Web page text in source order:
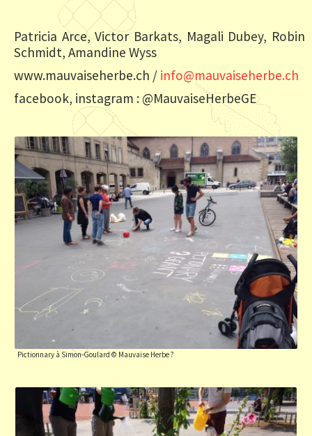
Patricia Arce, Victor Barkats, Magali Dubey, Robin
Schmidt, Amandine Wyss
www.mauvaiseherbe.ch /
hc.eb
rehes
iavua
m@ofn
i
facebook, instagram : @MauvaiseHerbeGE
Pictionnary à Simon-Goulard © Mauvaise Herbe ?